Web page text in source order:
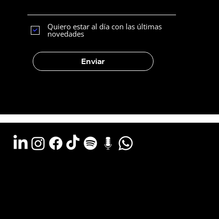
Enviar
Quiero estar al día con las últimas
novedades